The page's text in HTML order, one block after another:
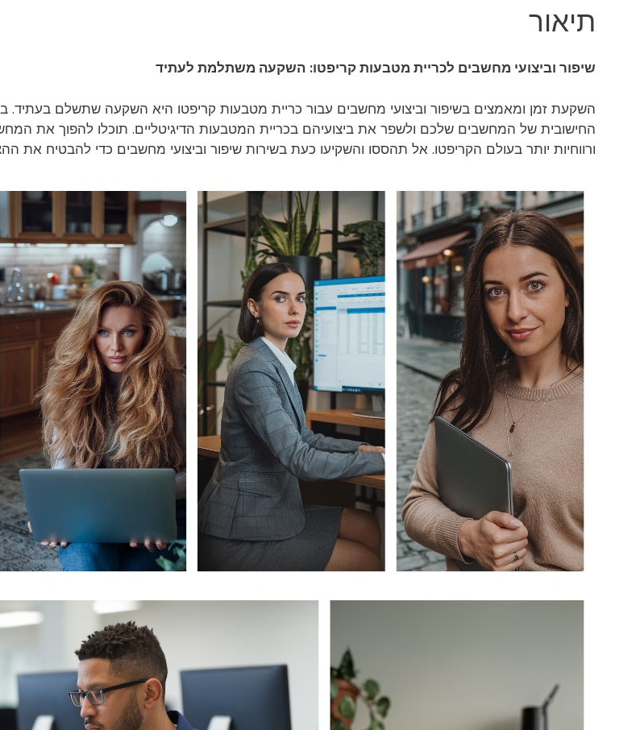
תיאור
שיפור וביצועי מחשבים לכריית מטבעות קריפטו: השקעה משתלמת לעתיד
השקעת זמן ומאמצים בשיפור וביצועי מחשבים עבור כריית מטבעות קריפטו היא השקעה שתשלם בעתיד.
החישובית של המחשבים שלכם ולשפר את ביצועיהם בכריית המטבעות הדיגיטליים. תוכלו להפוך את
ורווחיות יותר בעולם הקריפטו. אל תהססו והשקיעו כעת בשירות שיפור וביצועי מחשבים כדי להבטיח